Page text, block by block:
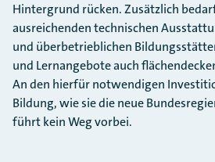
Hintergrund rücken. Zusätzlich
ausreichenden technischen
und überbetrieblichen
und Lernangebote auch
An den hierfür notwendigen
Bildung, wie sie die neue
führt kein Weg vorbei.